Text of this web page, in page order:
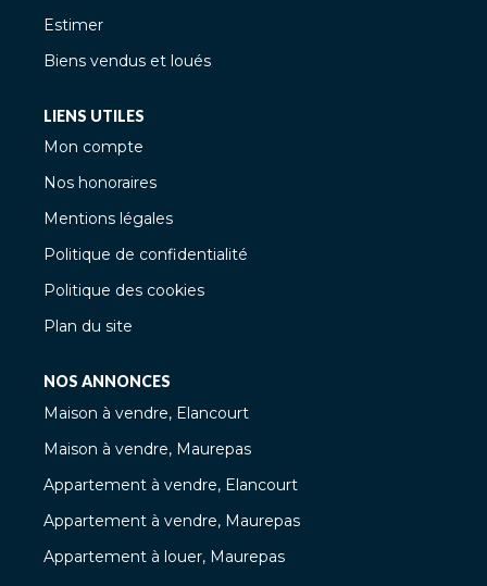
Estimer
Biens vendus et loués
LIENS UTILES
Mon compte
Nos honoraires
Mentions légales
Politique de confidentialité
Politique des cookies
Plan du site
NOS ANNONCES
Maison à vendre, Elancourt
Maison à vendre, Maurepas
Appartement à vendre, Elancourt
Appartement à vendre, Maurepas
Appartement à louer, Maurepas